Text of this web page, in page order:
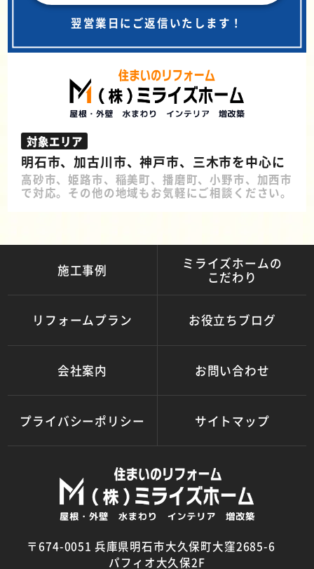
翌営業日にご返信いたします！
対象エリア
明石市、加古川市、神戸市、三木市を中心に
高砂市、姫路市、稲美町、播磨町、小野市、加西市
で対応。その他の地域もお気軽にご相談ください。
施工事例
ミライズホームの
こだわり
リフォームプラン お役立ちブログ
会社案内 お問い合わせ
プライバシーポリシー サイトマップ
〒674-0051 兵庫県明石市大久保町大窪2685-6
パフィオ大久保2F